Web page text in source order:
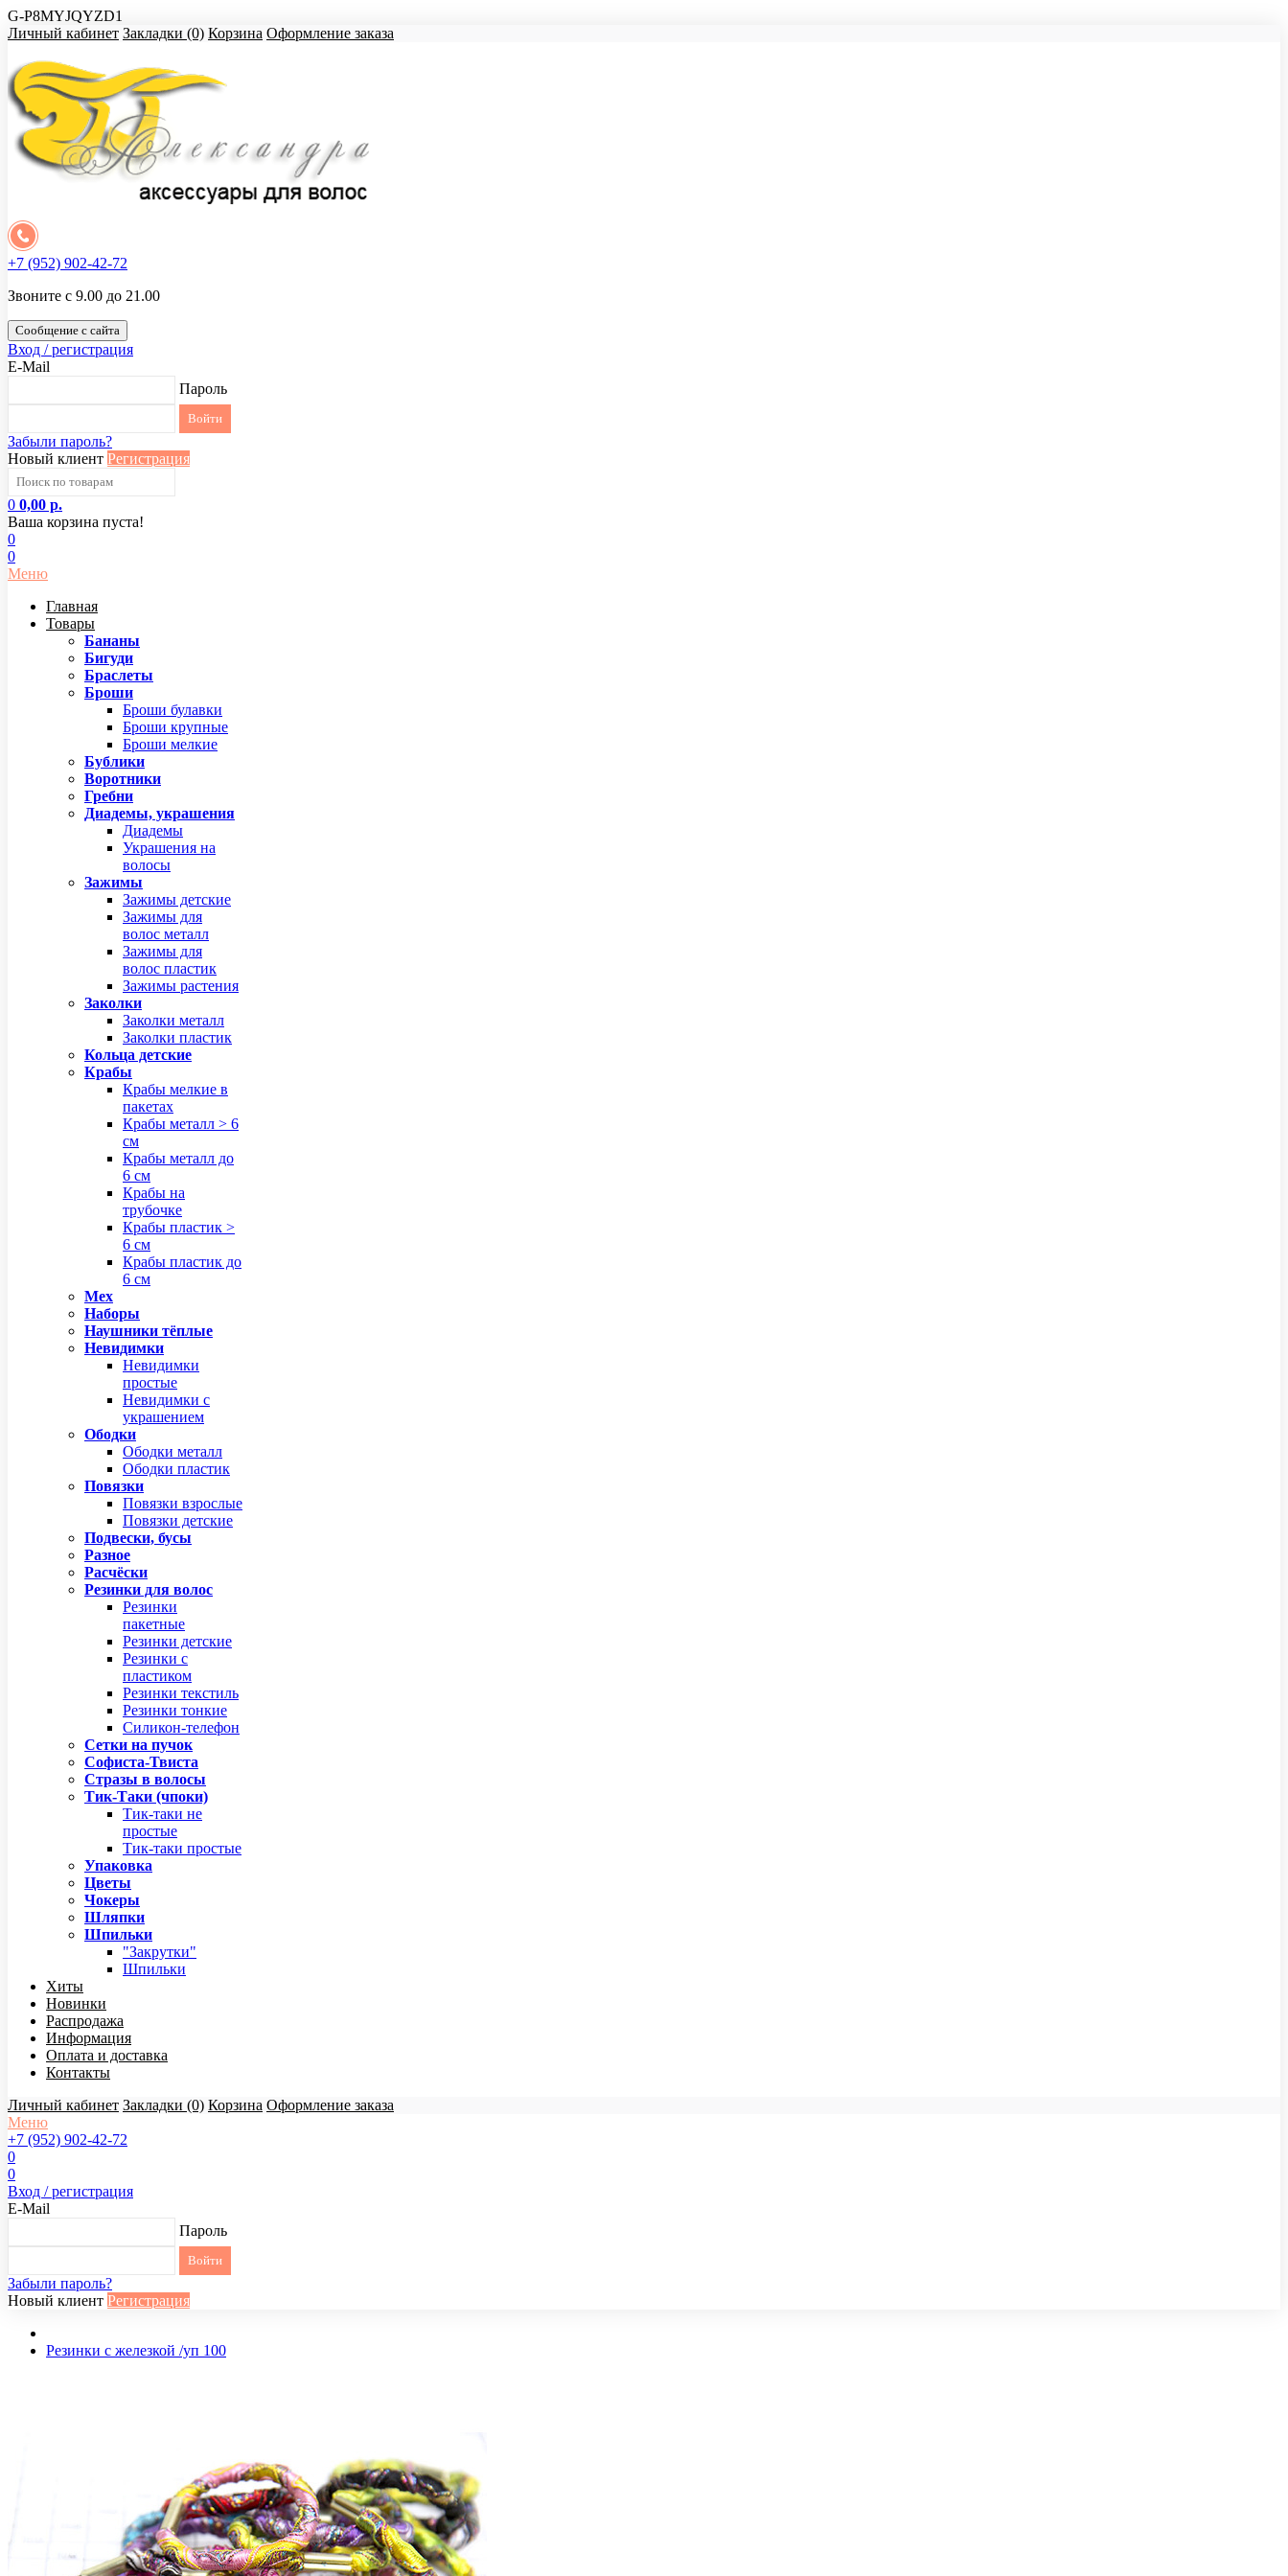
G-P8MYJQYZD1
Личный кабинет Закладки (0) Корзина Оформление заказа
+7 (952) 902-42-72
Звоните с 9.00 до 21.00
Сообщение с сайта
Вход / регистрация
E-Mail
Пароль
Забыли пароль?
Новый клиент Регистрация
0 0,00 р.
Ваша корзина пуста!
0
0
Меню
Главная
Товары
Бананы
Бигуди
Браслеты
Броши
Броши булавки
Броши крупные
Броши мелкие
Бублики
Воротники
Гребни
Диадемы, украшения
Диадемы
Украшения на
волосы
Зажимы
Зажимы детские
Зажимы для
волос металл
Зажимы для
волос пластик
Зажимы растения
Заколки
Заколки металл
Заколки пластик
Кольца детские
Крабы
Крабы мелкие в
пакетах
Крабы металл > 6
см
Крабы металл до
6 см
Крабы на
трубочке
Крабы пластик >
6 см
Крабы пластик до
6 см
Мех
Наборы
Наушники тёплые
Невидимки
Невидимки
простые
Невидимки с
украшением
Ободки
Ободки металл
Ободки пластик
Повязки
Повязки взрослые
Повязки детские
Подвески, бусы
Разное
Расчёски
Резинки для волос
Резинки
пакетные
Резинки детские
Резинки с
пластиком
Резинки текстиль
Резинки тонкие
Силикон-телефон
Сетки на пучок
Софиста-Твиста
Стразы в волосы
Тик-Таки (чпоки)
Тик-таки не
простые
Тик-таки простые
Упаковка
Цветы
Чокеры
Шляпки
Шпильки
"Закрутки"
Шпильки
Хиты
Новинки
Распродажа
Информация
Оплата и доставка
Контакты
Личный кабинет Закладки (0) Корзина Оформление заказа
Меню
+7 (952) 902-42-72
0
0
Вход / регистрация
E-Mail
Пароль
Забыли пароль?
Новый клиент Регистрация
Резинки с железкой /уп 100